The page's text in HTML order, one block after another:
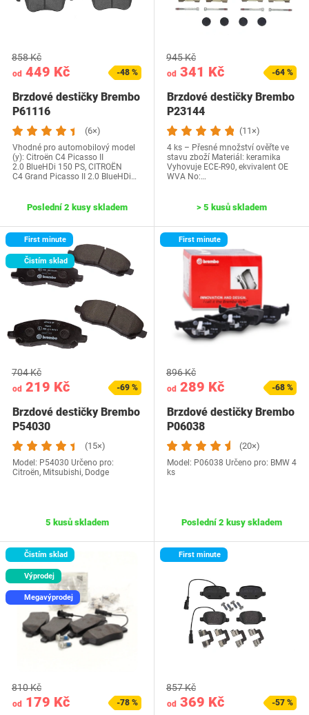
od 449 Kč
858 Kč
-48 %
Brzdové destičky Brembo
P61116
(6×)
Vhodné pro automobilový model
(y): Citroën C4 Picasso II
2.0 BlueHDi 150 PS, CITROËN
C4 Grand Picasso II 2.0 BlueHDi…
Poslední 2 kusy skladem
od 341 Kč
945 Kč
-64 %
Brzdové destičky Brembo
P23144
(11×)
4 ks – Přesné množství ověřte ve
stavu zboží Materiál: keramika
Vyhovuje ECE-R90, ekvivalent OE
WVA No:…
> 5 kusů skladem
First minute
Čistím sklad
od 219 Kč
704 Kč
-69 %
Brzdové destičky Brembo
P54030
(15×)
Model: P54030 Určeno pro:
Citroën, Mitsubishi, Dodge
5 kusů skladem
First minute
od 289 Kč
896 Kč
-68 %
Brzdové destičky Brembo
P06038
(20×)
Model: P06038 Určeno pro: BMW 4
ks
Poslední 2 kusy skladem
Čistím sklad
Výprodej
Megavýprodej
od 179 Kč
810 Kč
-78 %
First minute
od 369 Kč
857 Kč
-57 %